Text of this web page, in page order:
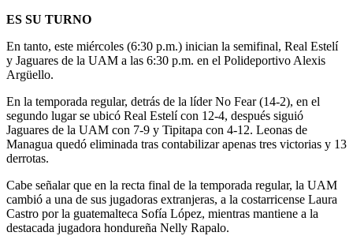
ES SU TURNO
En tanto, este miércoles (6:30 p.m.) inician la semifinal, Real Estelí
y Jaguares de la UAM a las 6:30 p.m. en el Polideportivo Alexis
Argüello.
En la temporada regular, detrás de la líder No Fear (14-2), en el
segundo lugar se ubicó Real Estelí con 12-4, después siguió
Jaguares de la UAM con 7-9 y Tipitapa con 4-12. Leonas de
Managua quedó eliminada tras contabilizar apenas tres victorias y 13
derrotas.
Cabe señalar que en la recta final de la temporada regular, la UAM
cambió a una de sus jugadoras extranjeras, a la costarricense Laura
Castro por la guatemalteca Sofía López, mientras mantiene a la
destacada jugadora hondureña Nelly Rapalo.